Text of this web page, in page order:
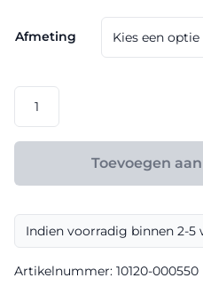
€
tot
€
Afmeting
model
J39
III
Sign
aantal
Toevoegen
Indien voorradig binnen 2-5
Artikelnummer: 10120-000550